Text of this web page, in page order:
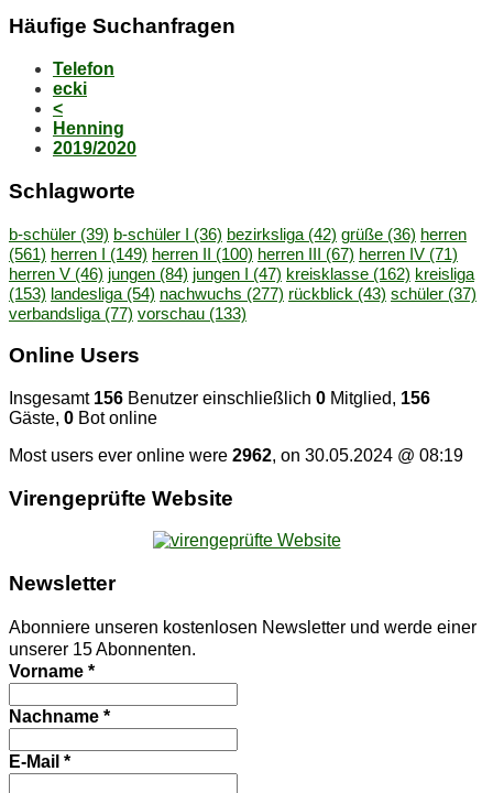
Häu­fi­ge Suchanfragen
Telefon
ecki
<
Henning
2019/2020
Schlag­wor­te
b-schüler (39) b-schüler I (36) bezirksliga (42) grüße (36) herren
(561) herren I (149) herren II (100) herren III (67) herren IV (71)
herren V (46) jungen (84) jungen I (47) kreisklasse (162) kreisliga
(153) landesliga (54) nachwuchs (277) rückblick (43) schüler (37)
verbandsliga (77) vorschau (133)
On­line Users
Insgesamt 156 Benutzer einschließlich 0 Mitglied, 156
Gäste, 0 Bot online
Most users ever online were 2962, on 30.05.2024 @ 08:19
Vi­ren­ge­prüf­te Website
News­let­ter
Abonniere unseren kostenlosen Newsletter und werde einer
unserer 15 Abonnenten.
Vorname *
Nachname *
E-Mail *